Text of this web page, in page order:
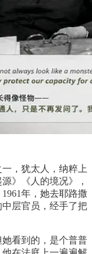
，犹太人，纳粹上
》《人的境况》，
年，她去耶路撒
层官员，经手了把
看到的，是个普普